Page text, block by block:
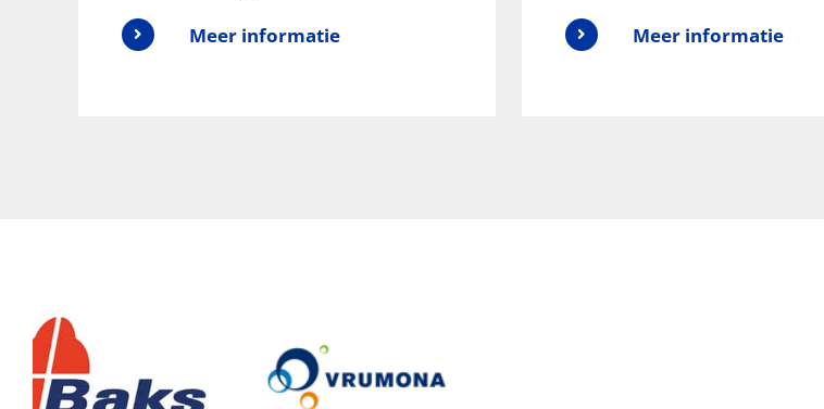
Meer informatie Meer informatie